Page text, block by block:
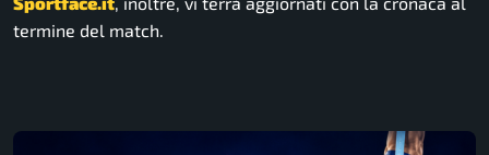
termine del match.